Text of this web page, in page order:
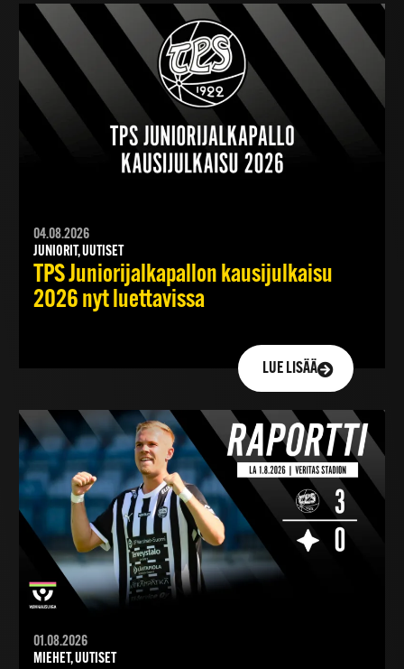
04.08.2026
JUNIORIT, UUTISET
TPS Juniorijalkapallon kausijulkaisu
2026 nyt luettavissa
LUE LISÄÄ
01.08.2026
MIEHET, UUTISET